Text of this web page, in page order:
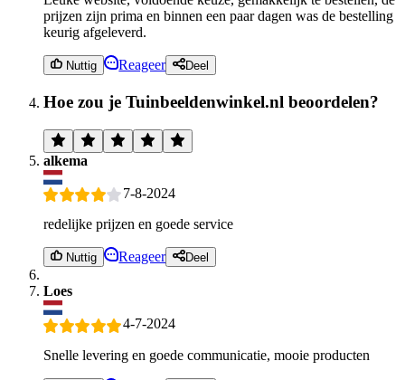
prijzen zijn prima en binnen een paar dagen was de bestelling
keurig afgeleverd.
Nuttig Reageer Deel
Hoe zou je Tuinbeeldenwinkel.nl beoordelen?
alkema
7-8-2024
redelijke prijzen en goede service
Nuttig Reageer Deel
Loes
4-7-2024
Snelle levering en goede communicatie, mooie producten